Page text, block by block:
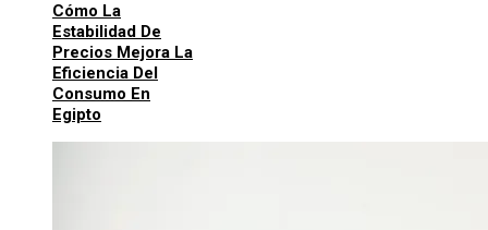
Cómo La
Estabilidad De
Precios Mejora La
Eficiencia Del
Consumo En
Egipto